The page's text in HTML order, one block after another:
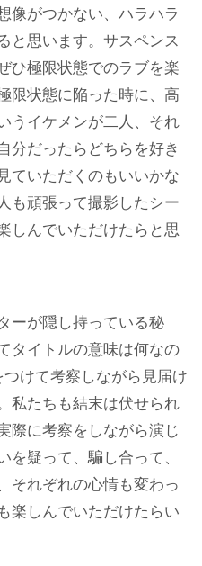
像がつかない、ハラハラ
と思います。サスペンス
ひ極限状態でのラブを楽
限状態に陥った時に、高
うイケメンが二人、それ
分だったらどちらを好き
ていただくのもいいかな
も頑張って撮影したシー
しんでいただけたらと思
ーが隠し持っている秘
タイトルの意味は何なの
けて考察しながら見届け
私たちも結末は伏せられ
際に考察をしながら演じ
疑って、騙し合って、
それぞれの心情も変わっ
楽しんでいただけたらい